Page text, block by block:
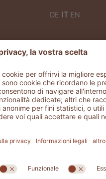
DE IT EN
©2026 ADLER Balance
Part. IVA 0135 0320 212
.Jobs.Area stampa.GDS & Partner.